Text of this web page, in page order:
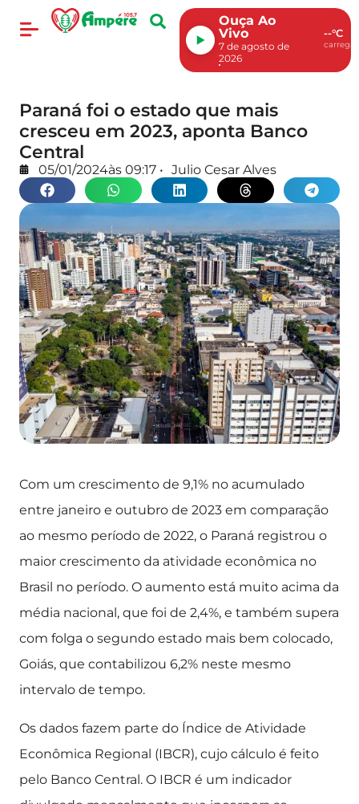
Ouça Ao
Vivo
7 de agosto de
2026
--°C
Paraná foi o estado que mais
cresceu em 2023, aponta Banco
Central
05/01/2024às 09:17 • Julio Cesar Alves
Com um crescimento de 9,1% no acumulado
entre janeiro e outubro de 2023 em comparação
ao mesmo período de 2022, o Paraná registrou o
maior crescimento da atividade econômica no
Brasil no período. O aumento está muito acima da
média nacional, que foi de 2,4%, e também supera
com folga o segundo estado mais bem colocado,
Goiás, que contabilizou 6,2% neste mesmo
intervalo de tempo.
Os dados fazem parte do Índice de Atividade
Econômica Regional (IBCR), cujo cálculo é feito
pelo Banco Central. O IBCR é um indicador